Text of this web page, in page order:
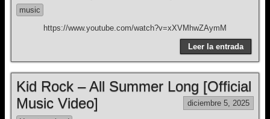
music
https://www.youtube.com/watch?v=xXVMhwZAymM
Leer la entrada
Kid Rock – All Summer Long [Official
Music Video]
diciembre 5, 2025